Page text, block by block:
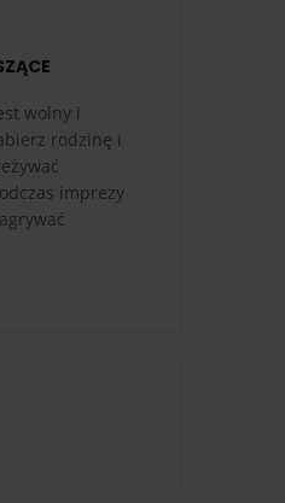
wolny i
rodzinę i
imprezy